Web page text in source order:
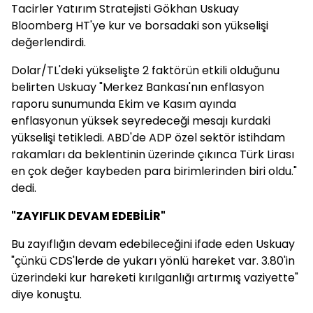
Tacirler Yatırım Stratejisti Gökhan Uskuay
Bloomberg HT'ye kur ve borsadaki son yükselişi
değerlendirdi.
Dolar/TL'deki yükselişte 2 faktörün etkili olduğunu
belirten Uskuay "Merkez Bankası'nın enflasyon
raporu sunumunda Ekim ve Kasım ayında
enflasyonun yüksek seyredeceği mesajı kurdaki
yükselişi tetikledi. ABD'de ADP özel sektör istihdam
rakamları da beklentinin üzerinde çıkınca Türk Lirası
en çok değer kaybeden para birimlerinden biri oldu."
dedi.
"ZAYIFLIK DEVAM EDEBİLİR"
Bu zayıflığın devam edebileceğini ifade eden Uskuay
"çünkü CDS'lerde de yukarı yönlü hareket var. 3.80'in
üzerindeki kur hareketi kırılganlığı artırmış vaziyette"
diye konuştu.